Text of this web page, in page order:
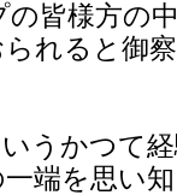
皆様方の
れると御
うかつて
端を思い